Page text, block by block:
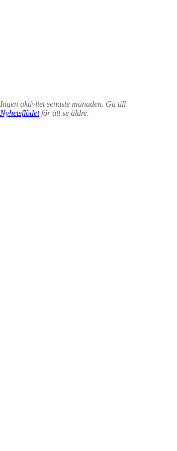
Ingen aktivitet senaste månaden. Gå till
Nyhetsflödetför att se äldre.